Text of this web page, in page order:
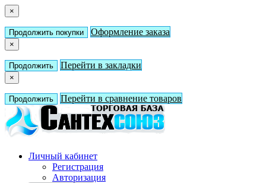
×
Продолжить покупки Оформление заказа
×
Продолжить Перейти в закладки
×
Продолжить Перейти в сравнение товаров
Личный кабинет
Регистрация
Авторизация